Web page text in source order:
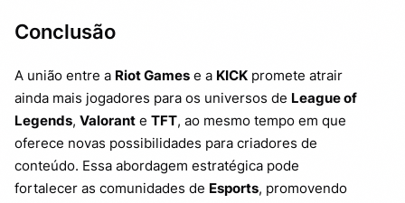
Conclusão
A união entre a Riot Games e a KICK promete atrair
ainda mais jogadores para os universos de League of
Legends, Valorant e TFT, ao mesmo tempo em que
oferece novas possibilidades para criadores de
conteúdo. Essa abordagem estratégica pode
fortalecer as comunidades de Esports, promovendo